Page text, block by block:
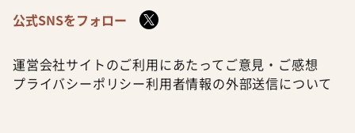
公式SNSをフォロー
運営会社サイトのご利用にあたって ご意見・ご感想
プライバシーポリシー利用者情報の外部送信について